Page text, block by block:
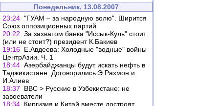
Понедельник, 13.08.2007
23:24 "ГУАМ – за народную волю". Ширится
Союз оппозиционных партий
20:22 За захватом банка "Иссык-Куль" стоит
(или не стоит?) президент К.Бакиев
19:16 Е.Авдеева: Холодные "водные" войны
ЦентрАзии. Ч. 1
18:44 Азербайджанцы будут искать нефть в
Таджикистане. Договорились Э.Рахмон и
И.Алиев
18:37
ВВС > Русские в Узбекистане: не
завоеватели
18:34 Киргизия и Китай вместе достроят